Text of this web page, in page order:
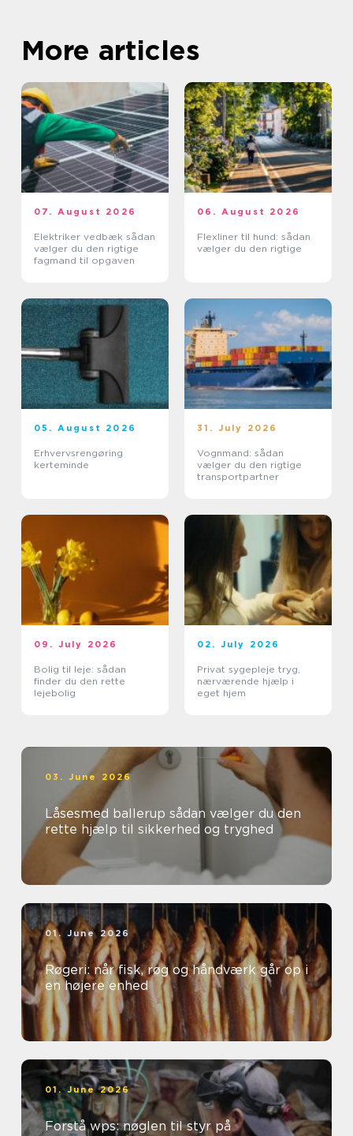
More articles
07. August 2026
Elektriker vedbæk sådan
vælger du den rigtige
fagmand til opgaven
06. August 2026
Flexliner til hund: sådan
vælger du den rigtige
05. August 2026
Erhvervsrengøring
kerteminde
31. July 2026
Vognmand: sådan
vælger du den rigtige
transportpartner
09. July 2026
Bolig til leje: sådan
finder du den rette
lejebolig
02. July 2026
Privat sygepleje tryg,
nærværende hjælp i
eget hjem
03. June 2026
Låsesmed ballerup sådan vælger du den
rette hjælp til sikkerhed og tryghed
01. June 2026
Røgeri: når fisk, røg og håndværk går op i
en højere enhed
01. June 2026
Forstå wps: nøglen til styr på